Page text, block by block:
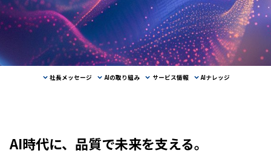
社長メッセージ AIの取り組み サービス情報 AIナレッジ
AI時代に、品質で未来を支える。